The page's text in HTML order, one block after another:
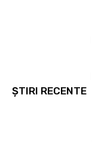
ȘTIRI RECENTE